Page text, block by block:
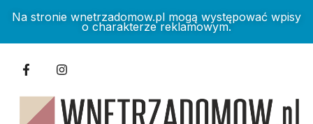
Na stronie wnetrzadomow.pl mogą występować wpisy
o charakterze reklamowym.